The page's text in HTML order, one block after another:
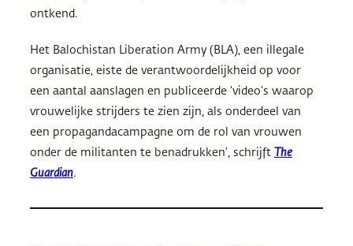
ontkend.
Het Balochistan Liberation Army (BLA), een illegale
organisatie, eiste de verantwoordelijkheid op voor
een aantal aanslagen en publiceerde ‘video’s waarop
vrouwelijke strijders te zien zijn, als onderdeel van
een propagandacampagne om de rol van vrouwen
onder de militanten te benadrukken’, schrijft The
Guardian.